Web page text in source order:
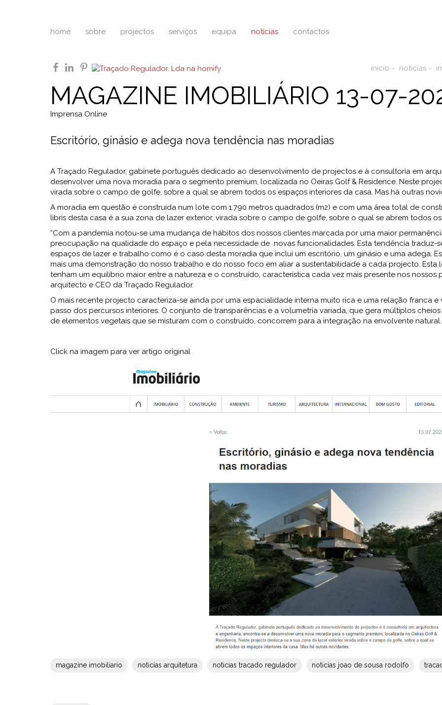
home sobre projectos serviços equipa notícias contactos
início notícias
facebook
linkedin
pinterest
MAGAZINE IMOBILIÁRIO 13-07-
Imprensa Online
Escritório, ginásio e adega nova tendência nas moradias
A Traçado Regulador, gabinete português dedicado ao desenvolvimento de projectos e à consultoria em
desenvolver uma nova moradia para o segmento premium, localizada no Oeiras Golf & Residence. Neste
virada sobre o campo de golfe, sobre a qual se abrem todos os espaços interiores da casa. Mas há outras
A moradia em questão é construída num lote com 1.790 metros quadrados (m2) e com uma área total de
libris desta casa é a sua zona de lazer exterior, virada sobre o campo de golfe, sobre o qual se abrem todos
“Com a pandemia notou-se uma mudança de hábitos dos nossos clientes marcada por uma maior
preocupação na qualidade do espaço e pela necessidade de novas funcionalidades. Esta tendência traduz-
espaços de lazer e trabalho como é o caso desta moradia que inclui um escritório, um ginásio e uma adega.
mais uma demonstração do nosso trabalho e do nosso foco em aliar a sustentabilidade a cada projecto.
tenham um equilíbrio maior entre a natureza e o construído, característica cada vez mais presente nos nossos
arquitecto e CEO da Traçado Regulador.
O mais recente projecto caracteriza-se ainda por uma espacialidade interna muito rica e uma relação franca
passo dos percursos interiores. O conjunto de transparências e a volumetria variada, que gera múltiplos
de elementos vegetais que se misturam com o construído, concorrem para a integração na envolvente natural.
Click na imagem para ver artigo original
magazine imobiliario noticias arquitetura noticias tracado regulador noticias joao de sousa rodolfo